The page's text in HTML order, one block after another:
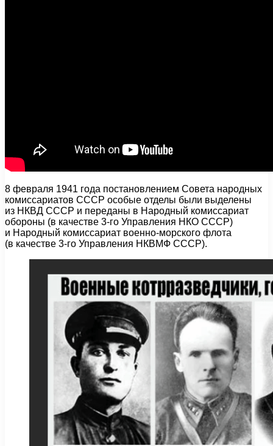
8 февраля 1941 года постановлением Совета народных
комиссариатов СССР особые отделы были выделены
из НКВД СССР и переданы в Народный комиссариат
обороны (в качестве 3-го Управления НКО СССР)
и Народный комиссариат военно-морского флота
(в качестве 3-го Управления НКВМФ СССР).